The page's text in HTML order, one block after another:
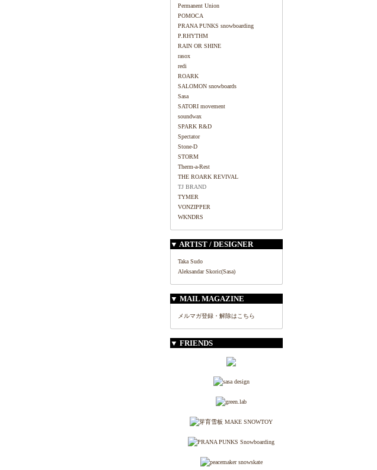
Permanent Union
POMOCA
PRANA PUNKS snowboarding
P.RHYTHM
RAIN OR SHINE
rasox
redi
ROARK
SALOMON snowboards
Sasa
SATORI movement
soundwax
SPARK R&D
Spectator
Stone-D
STORM
Therm-a-Rest
THE ROARK REVIVAL
TJ BRAND
TYMER
VONZIPPER
WKNDRS
▼ ARTIST / DESIGNER
Taka Sudo
Aleksandar Skoric(Sasa)
▼ MAIL MAGAZINE
メルマガ登録・解除はこちら
▼ FRIENDS